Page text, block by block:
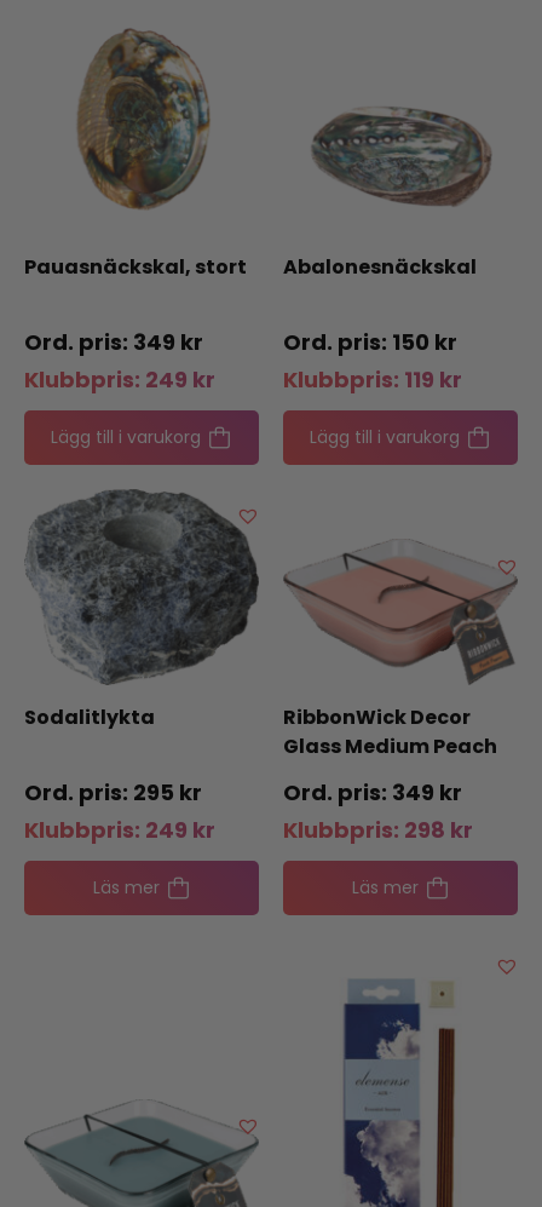
Pauasnäckskal, stort
349 kr
Klubbpris: 249 kr
Lägg till i varukorg
Abalonesnäckskal
150 kr
Klubbpris: 119 kr
Lägg till i varukorg
Sodalitlykta
295 kr
Klubbpris: 249 kr
Läs mer
RibbonWick Decor
Glass Medium Peach
349 kr
Klubbpris: 298 kr
Läs mer